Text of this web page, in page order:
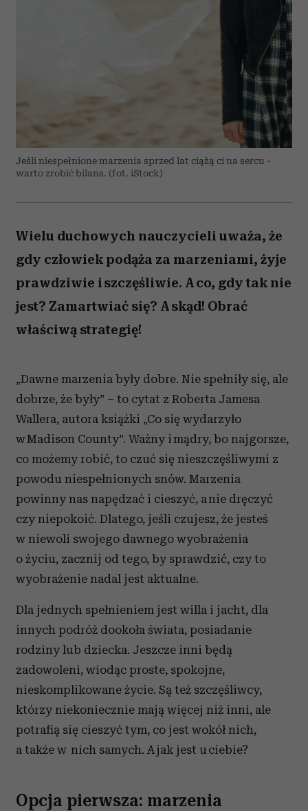
Jeśli niespełnione marzenia sprzed lat ciążą ci na sercu -
warto zrobić bilans. (fot. iStock)
Wielu duchowych nauczycieli uważa, że
gdy człowiek podąża za marzeniami, żyje
prawdziwie i szczęśliwie. A co, gdy tak nie
jest? Zamartwiać się? A skąd! Obrać
właściwą strategię!
„Dawne marzenia były dobre. Nie spełniły się, ale
dobrze, że były” – to cytat z Roberta Jamesa
Wallera, autora książki „Co się wydarzyło
w Madison County”. Ważny i mądry, bo najgorsze,
co możemy robić, to czuć się nieszczęśliwymi z
powodu niespełnionych snów. Marzenia
powinny nas napędzać i cieszyć, a nie dręczyć
czy niepokoić. Dlatego, jeśli czujesz, że jesteś
w niewoli swojego dawnego wyobrażenia
o życiu, zacznij od tego, by sprawdzić, czy to
wyobrażenie nadal jest aktualne.
Dla jednych spełnieniem jest willa i jacht, dla
innych podróż dookoła świata, posiadanie
rodziny lub dziecka. Jeszcze inni będą
zadowoleni, wiodąc proste, spokojne,
nieskomplikowane życie. Są też szczęśliwcy,
którzy niekoniecznie mają więcej niż inni, ale
potrafią się cieszyć tym, co jest wokół nich,
a także w nich samych. A jak jest u ciebie?
Opcja pierwsza: marzenia